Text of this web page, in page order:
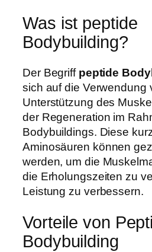
Was ist peptide
Bodybuilding?
Der Begriff peptide
sich auf die Verwendung
Unterstützung des
der Regeneration im
Bodybuildings. Diese
Aminosäuren können
werden, um die
die Erholungszeiten zu
Leistung zu verbessern.
Vorteile von
Bodybuilding